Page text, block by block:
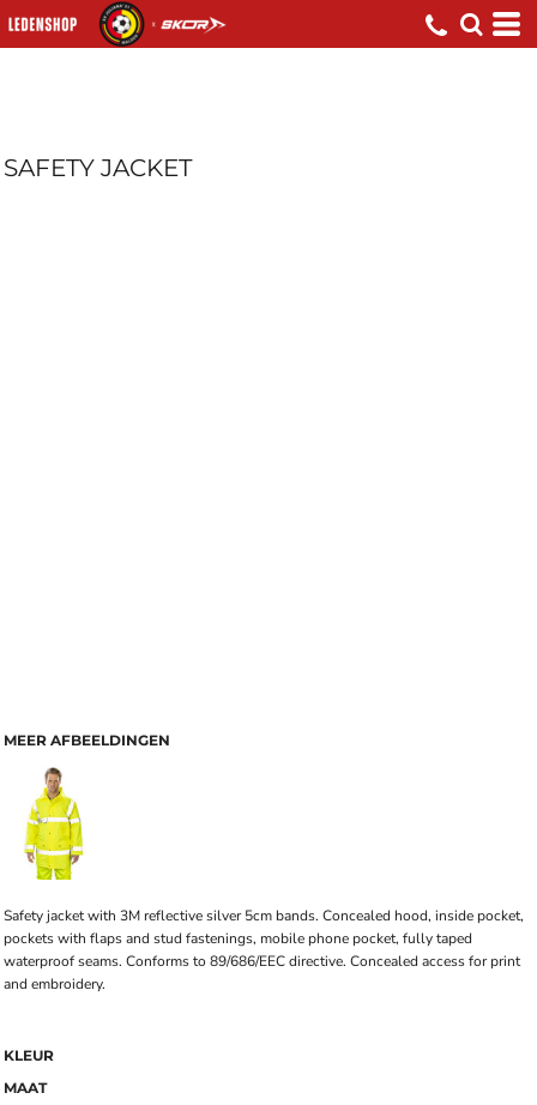
SAFETY JACKET
MEER AFBEELDINGEN
Safety jacket with 3M reflective silver 5cm bands. Concealed hood, inside pocket,
pockets with flaps and stud fastenings, mobile phone pocket, fully taped
waterproof seams. Conforms to 89/686/EEC directive. Concealed access for print
and embroidery.
KLEUR
MAAT